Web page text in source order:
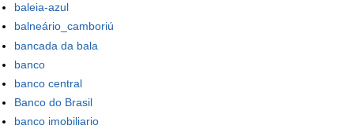
baleia-azul
balneário_camboriú
bancada da bala
banco
banco central
Banco do Brasil
banco imobiliario